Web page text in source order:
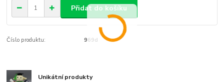
Přidat do košíku
Číslo produktu: 969d
Unikátní produkty